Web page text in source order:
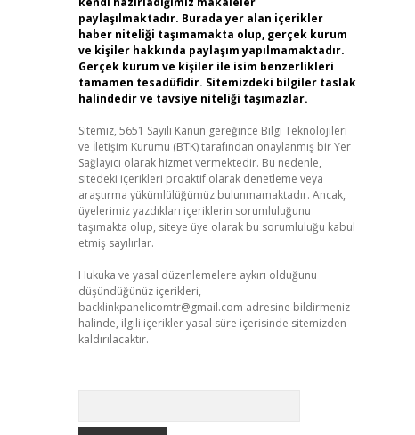
paylaşılmaktadır. Burada yer alan içerikler
haber niteliği taşımamakta olup, gerçek kurum
ve kişiler hakkında paylaşım yapılmamaktadır.
Gerçek kurum ve kişiler ile isim benzerlikleri
tamamen tesadüfidir. Sitemizdeki bilgiler taslak
halindedir ve tavsiye niteliği taşımazlar.
Sitemiz, 5651 Sayılı Kanun gereğince Bilgi Teknolojileri
ve İletişim Kurumu (BTK) tarafından onaylanmış bir Yer
Sağlayıcı olarak hizmet vermektedir. Bu nedenle,
sitedeki içerikleri proaktif olarak denetleme veya
araştırma yükümlülüğümüz bulunmamaktadır. Ancak,
üyelerimiz yazdıkları içeriklerin sorumluluğunu
taşımakta olup, siteye üye olarak bu sorumluluğu kabul
etmiş sayılırlar.
Hukuka ve yasal düzenlemelere aykırı olduğunu
düşündüğünüz içerikleri,
backlinkpanelicomtr@gmail.com adresine bildirmeniz
halinde, ilgili içerikler yasal süre içerisinde sitemizden
kaldırılacaktır.